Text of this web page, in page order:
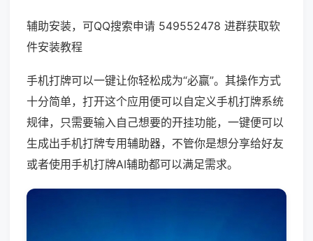
辅助安装，可QQ搜索申请 549552478 进群获取软
件安装教程
手机打牌可以一键让你轻松成为“必赢”。其操作方式
十分简单，打开这个应用便可以自定义手机打牌系统
规律，只需要输入自己想要的开挂功能，一键便可以
生成出手机打牌专用辅助器，不管你是想分享给好友
或者使用手机打牌AI辅助都可以满足需求。